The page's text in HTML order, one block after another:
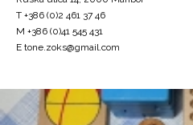
T +386 (0)2 461 37 46
M +386 (0)41 545 431
E tone.zoks@gmail.com